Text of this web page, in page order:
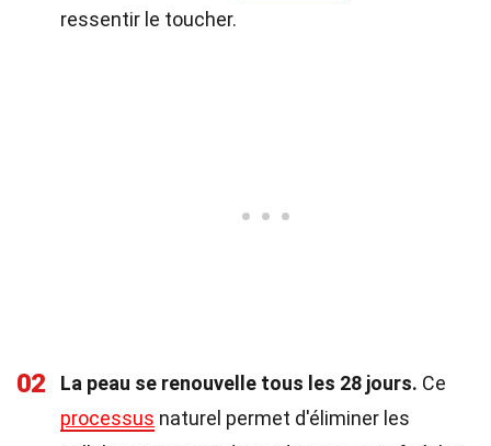
ressentir le toucher.
02 La peau se renouvelle tous les 28 jours. Ce
processus naturel permet d'éliminer les